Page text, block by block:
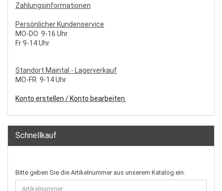
Zahlungsinformationen
Persönlicher Kundenservice
MO-DO 9-16 Uhr
Fr 9-14 Uhr
Standort Maintal - Lagerverkauf
MO-FR 9-14 Uhr
Konto erstellen / Konto bearbeiten
Schnellkauf
Bitte geben Sie die Artikelnummer aus unserem Katalog ein.